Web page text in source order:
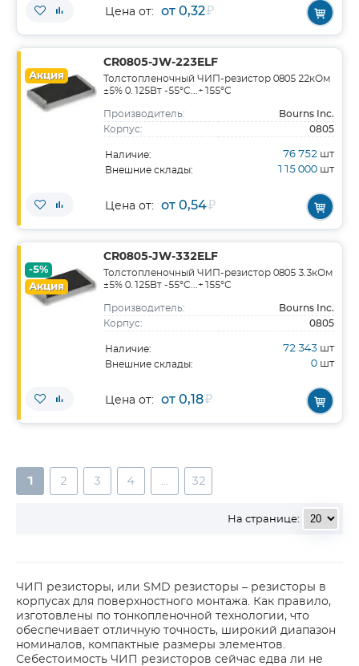
Цена от: от 0,32₽
Акция
CR0805-JW-223ELF
Толстопленочный ЧИП-резистор 0805 22кОм
±5% 0.125Вт -55°С...+155°С
Производитель: Bourns Inc.
Корпус: 0805
Наличие: 76 752 шт
Внешние склады: 115 000 шт
Цена от: от 0,54₽
-5%
Акция
CR0805-JW-332ELF
Толстопленочный ЧИП-резистор 0805 3.3кОм
±5% 0.125Вт -55°С...+155°С
Производитель: Bourns Inc.
Корпус: 0805
Наличие: 72 343 шт
Внешние склады: 0 шт
Цена от: от 0,18₽
1 2 3 4 ... 32
На странице:
ЧИП резисторы, или SMD резисторы – резисторы в
корпусах для поверхностного монтажа. Как правило,
изготовлены по тонкопленочной технологии, что
обеспечивает отличную точность, широкий диапазон
номиналов, компактные размеры элементов.
Себестоимость ЧИП резисторов сейчас едва ли не